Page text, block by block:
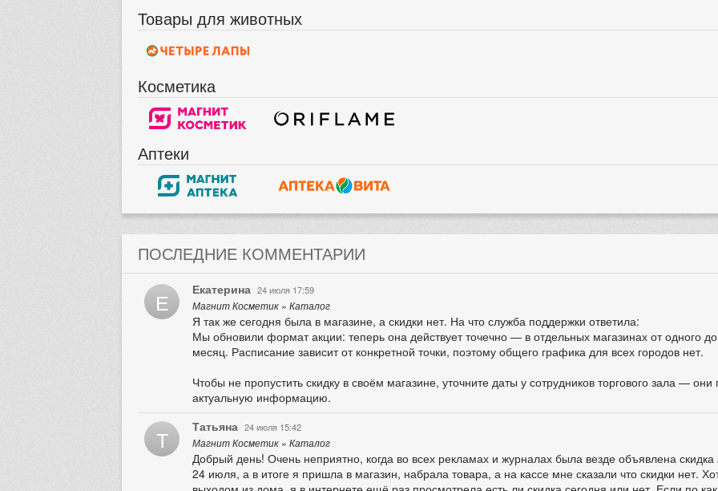
Товары для животных
Косметика
Аптеки
ПОСЛЕДНИЕ КОММЕНТАРИИ
Е Екатерина 24 июля 17:59
Магнит Косметик » Каталог
Я так же сегодня была в магазине, а скидки нет. На что служба поддержки ответила:
Мы обновили формат акции: теперь она действует точечно — в отдельных магазинах от одного до
месяц. Расписание зависит от конкретной точки, поэтому общего графика для всех городов нет.
Чтобы не пропустить скидку в своём магазине, уточните даты у сотрудников торгового зала — они
актуальную информацию.
Т Татьяна 24 июля 15:42
Магнит Косметик » Каталог
Добрый день! Очень неприятно, когда во всех рекламах и журналах была везде объявлена скидка
24 июля, а в итоге я пришла в магазин, набрала товара, а на кассе мне сказали что скидки нет.